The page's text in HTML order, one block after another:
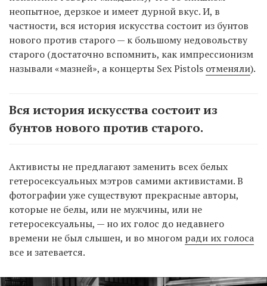
неопытное, дерзкое и имеет дурной вкус. И, в
частности, вся история искусства состоит из бунтов
нового против старого — к большому недовольству
старого (достаточно вспомнить, как импрессионизм
называли «мазней», а концерты Sex Pistols отменяли).
Вся история искусства состоит из
бунтов нового против старого.
Активисты не предлагают заменить всех белых
гетеросексуальных мэтров самими активистами. В
фотографии уже существуют прекрасные авторы,
которые не белы, или не мужчины, или не
гетеросексуальны, — но их голос до недавнего
времени не был слышен, и во многом ради их голоса
все и затевается.